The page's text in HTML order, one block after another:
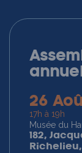
26
17h à 19h
Musée du
182,
Richelieu,